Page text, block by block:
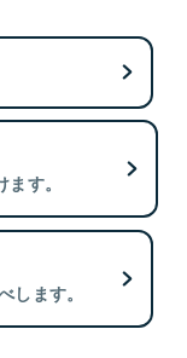
す。
します。